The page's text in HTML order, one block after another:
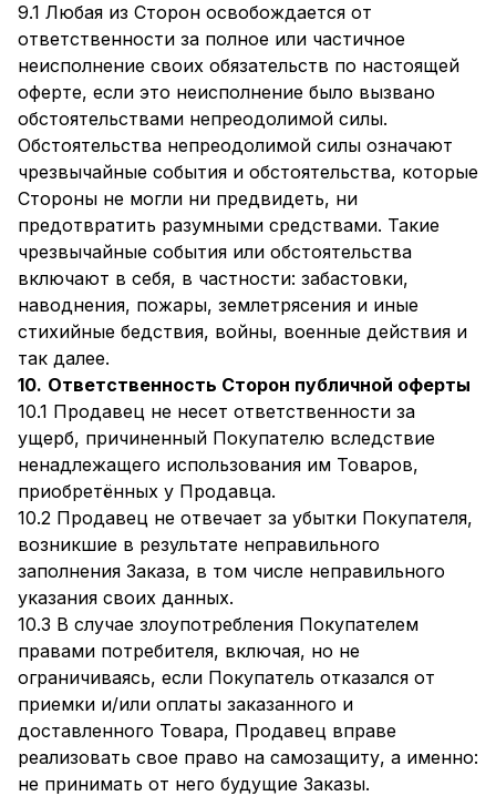
9.1 Любая из Сторон освобождается от
ответственности за полное или частичное
неисполнение своих обязательств по настоящей
оферте, если это неисполнение было вызвано
обстоятельствами непреодолимой силы.
Обстоятельства непреодолимой силы означают
чрезвычайные события и обстоятельства, которые
Стороны не могли ни предвидеть, ни
предотвратить разумными средствами. Такие
чрезвычайные события или обстоятельства
включают в себя, в частности: забастовки,
наводнения, пожары, землетрясения и иные
стихийные бедствия, войны, военные действия и
так далее.
10. Ответственность Сторон публичной оферты
10.1 Продавец не несет ответственности за
ущерб, причиненный Покупателю вследствие
ненадлежащего использования им Товаров,
приобретённых у Продавца.
10.2 Продавец не отвечает за убытки Покупателя,
возникшие в результате неправильного
заполнения Заказа, в том числе неправильного
указания своих данных.
10.3 В случае злоупотребления Покупателем
правами потребителя, включая, но не
ограничиваясь, если Покупатель отказался от
приемки и/или оплаты заказанного и
доставленного Товара, Продавец вправе
реализовать свое право на самозащиту, а именно:
не принимать от него будущие Заказы.